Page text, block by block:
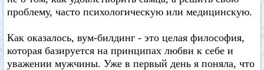
проблему, часто психологическую или медицинскую.
Как оказалось, вум-билдинг - это целая философия,
которая базируется на принципах любви к себе и
уважении мужчины. Уже в первый день я поняла, что